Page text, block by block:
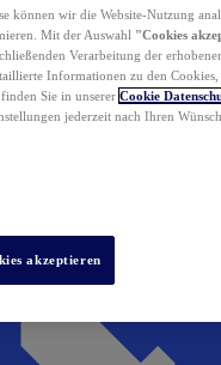
können wir die Website-Nutzung
Mit der Auswahl "Cookies
Verarbeitung der
Informationen zu den Cookies,
Sie in unserer Cookie
jederzeit nach Ihren
akzeptieren